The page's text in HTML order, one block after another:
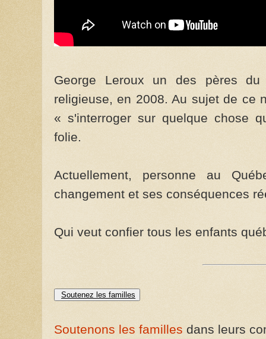
George Leroux un des pères
religieuse, en 2008. Au sujet de ce
« s'interroger sur quelque chose
folie.
Actuellement, personne au
changement et ses conséquences
Qui veut confier tous les enfants
Soutenez les familles
Soutenons les familles dans leurs